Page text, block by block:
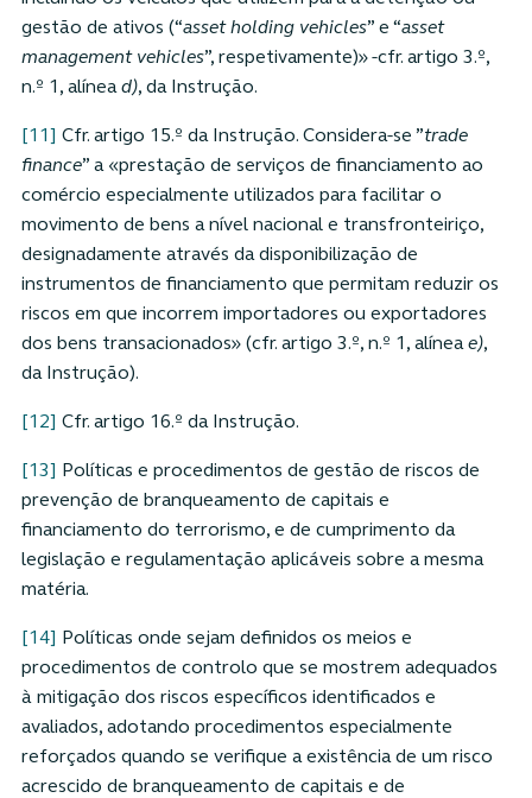
gestão de ativos (“asset holding vehicles” e “asset
management vehicles”, respetivamente)» -cfr. artigo 3.º,
n.º 1, alínead), da Instrução.
[11] Cfr. artigo 15.º da Instrução. Considera-se ”trade
finance” a «prestação de serviços de financiamento ao
comércio especialmente utilizados para facilitar o
movimento de bens a nível nacional e transfronteiriço,
designadamente através da disponibilização de
instrumentos de financiamento que permitam reduzir os
riscos em que incorrem importadores ou exportadores
dos bens transacionados» (cfr. artigo 3.º, n.º 1, alíneae),
da Instrução).
[12] Cfr. artigo 16.º da Instrução.
[13]
Políticas e procedimentos de gestão de riscos de
prevenção de branqueamento de capitais e
financiamento do terrorismo, e de cumprimento da
legislação e regulamentação aplicáveis sobre a mesma
matéria.
[14]
Políticas onde sejam definidos os meios e
procedimentos de controlo que se mostrem adequados
à mitigação dos riscos específicos identificados e
avaliados, adotando procedimentos especialmente
reforçados quando se verifique a existência de um risco
acrescido de branqueamento de capitais e de